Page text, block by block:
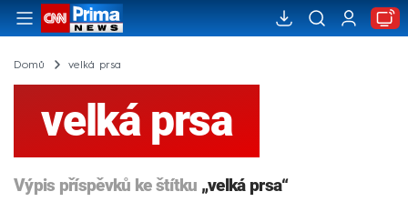
Domů velká prsa
velká prsa
Výpis příspěvků ke štítku „velká prsa“